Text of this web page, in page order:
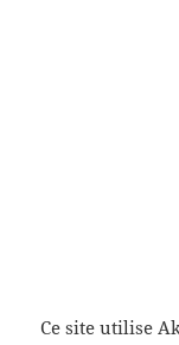
Ce site utilise